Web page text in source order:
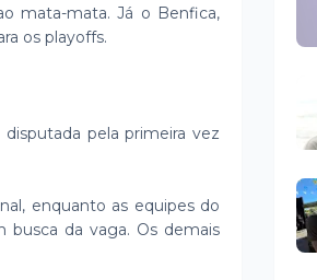
mata-mata. Já o Benfica,
os playoffs.
pela primeira vez
enquanto as equipes do
busca da vaga. Os demais